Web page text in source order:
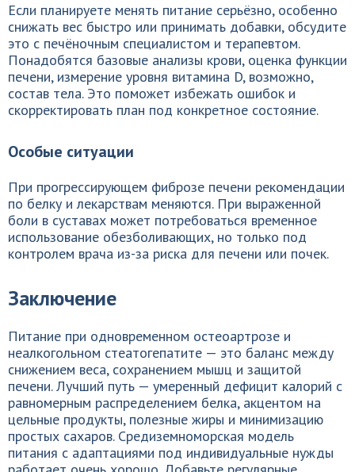
Если планируете менять питание серьёзно, особенно
снижать вес быстро или принимать добавки, обсудите
это с печёночным специалистом и терапевтом.
Понадобятся базовые анализы крови, оценка функции
печени, измерение уровня витамина D, возможно,
состав тела. Это поможет избежать ошибок и
скорректировать план под конкретное состояние.
Особые ситуации
При прогрессирующем фиброзе печени рекомендации
по белку и лекарствам меняются. При выраженной
боли в суставах может потребоваться временное
использование обезболивающих, но только под
контролем врача из-за риска для печени или почек.
Заключение
Питание при одновременном остеоартрозе и
неалкогольном стеатогепатите — это баланс между
снижением веса, сохранением мышц и защитой
печени. Лучший путь — умеренный дефицит калорий с
равномерным распределением белка, акцентом на
цельные продукты, полезные жиры и минимизацию
простых сахаров. Средиземноморская модель
питания с адаптациями под индивидуальные нужды